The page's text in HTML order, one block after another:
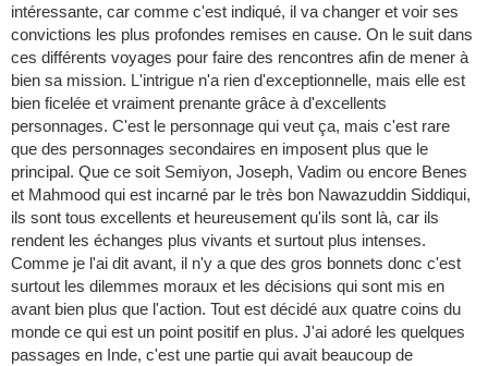
intéressante, car comme c'est indiqué, il va changer et voir ses
convictions les plus profondes remises en cause. On le suit dans
ces différents voyages pour faire des rencontres afin de mener à
bien sa mission. L'intrigue n'a rien d'exceptionnelle, mais elle est
bien ficelée et vraiment prenante grâce à d'excellents
personnages. C'est le personnage qui veut ça, mais c'est rare
que des personnages secondaires en imposent plus que le
principal. Que ce soit Semiyon, Joseph, Vadim ou encore Benes
et Mahmood qui est incarné par le très bon Nawazuddin Siddiqui,
ils sont tous excellents et heureusement qu'ils sont là, car ils
rendent les échanges plus vivants et surtout plus intenses.
Comme je l'ai dit avant, il n'y a que des gros bonnets donc c'est
surtout les dilemmes moraux et les décisions qui sont mis en
avant bien plus que l'action. Tout est décidé aux quatre coins du
monde ce qui est un point positif en plus. J'ai adoré les quelques
passages en Inde, c'est une partie qui avait beaucoup de